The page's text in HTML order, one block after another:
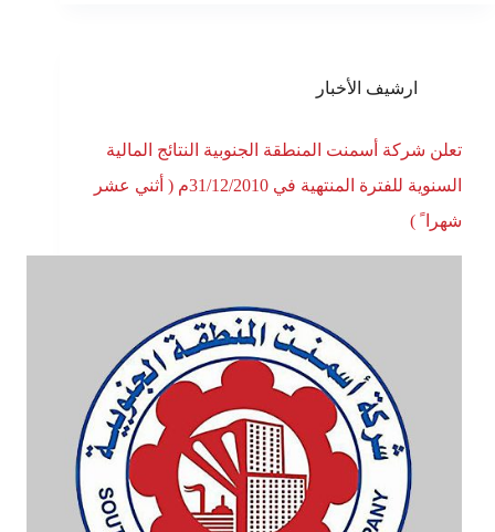
ارشيف الأخبار
تعلن شركة أسمنت المنطقة الجنوبية النتائج المالية
السنوية للفترة المنتهية في 31/12/2010م ( أثني عشر
شهرا ً )